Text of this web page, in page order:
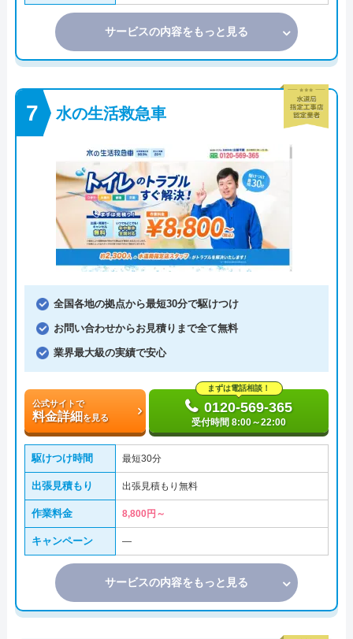
サービスの内容をもっと見る
水の生活救急車
全国各地の拠点から最短30分で駆けつけ
お問い合わせからお見積りまで全て無料
業界最大級の実績で安心
公式サイトで
料金詳細を見る
まずは電話相談！
0120-569-365
受付時間 8:00～22:00
駆けつけ時間 最短30分
出張見積もり 出張見積もり無料
作業料金 8,800円～
キャンペーン ―
サービスの内容をもっと見る